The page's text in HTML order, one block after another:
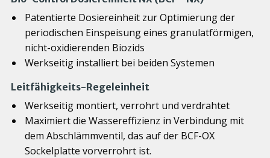
Patentierte Dosiereinheit zur Optimierung der
periodischen Einspeisung eines granulatförmigen,
nicht-oxidierenden Biozids
Werkseitig installiert bei beiden Systemen
Leitfähigkeits-Regeleinheit
Werkseitig montiert, verrohrt und verdrahtet
Maximiert die Wassereffizienz in Verbindung mit
dem Abschlämmventil, das auf der BCF-OX
Sockelplatte vorverrohrt ist.